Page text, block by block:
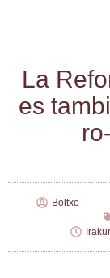
La
es
Boltxe